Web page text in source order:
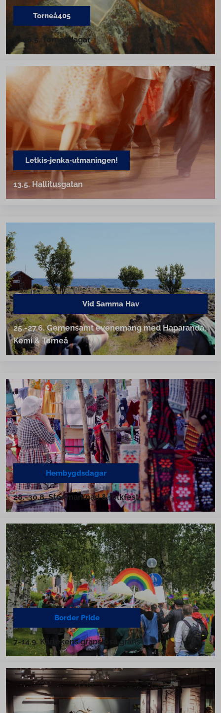
Torneå405
9.-16.5. Torneådagar
Letkis-jenka‑utmaningen!
13.5. Hal­li­tus­ga­tan
Vid Samma Hav
25.-27.6. Gemensamt evenemang med Haparanda,
Kemi & Torneå
Hem­bygds­da­gar
28.-30.8. Stor marknad & folkfest
Border Pride
7-14.9. Kärlekens gränslösa gräns